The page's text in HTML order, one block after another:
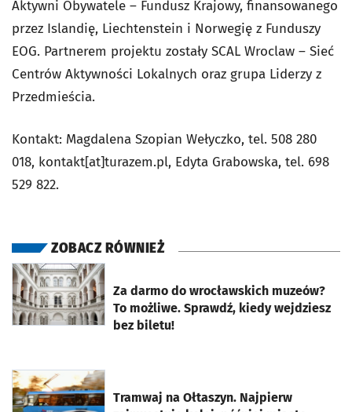
Aktywni Obywatele – Fundusz Krajowy, finansowanego
przez Islandię, Liechtenstein i Norwegię z Funduszy
EOG. Partnerem projektu zostały SCAL Wroclaw – Sieć
Centrów Aktywności Lokalnych oraz grupa Liderzy z
Przedmieścia.
Kontakt: Magdalena Szopian Wełyczko, tel. 508 280
018, kontakt[at]turazem.pl, Edyta Grabowska, tel. 698
529 822.
ZOBACZ RÓWNIEŻ
Za darmo do wrocławskich muzeów?
To możliwe. Sprawdź, kiedy wejdziesz
bez biletu!
otworzy się w nowej karcie
Tramwaj na Ołtaszyn. Najpierw
otworzy się w nowej karcie